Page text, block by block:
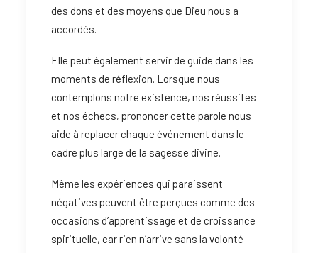
des dons et des moyens que Dieu nous a
accordés.
Elle peut également servir de guide dans les
moments de réflexion. Lorsque nous
contemplons notre existence, nos réussites
et nos échecs, prononcer cette parole nous
aide à replacer chaque événement dans le
cadre plus large de la sagesse divine.
Même les expériences qui paraissent
négatives peuvent être perçues comme des
occasions d’apprentissage et de croissance
spirituelle, car rien n’arrive sans la volonté